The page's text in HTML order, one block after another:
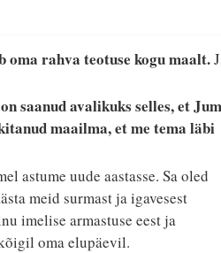
oma rahva teotuse kogu maalt.
saanud avalikuks selles, et
maailma, et me tema läbi
astume uude aastasse. Sa oled
meid surmast ja igavesest
imelise armastuse eest ja
oma elupäevil.